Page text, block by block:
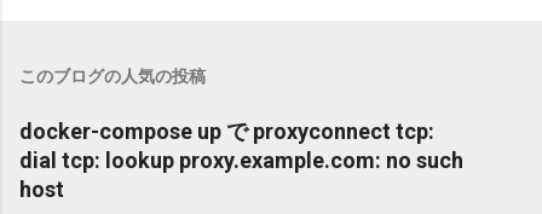
このブログの人気の投稿
docker-compose up で proxyconnect tcp:
dial tcp: lookup proxy.example.com: no such
host